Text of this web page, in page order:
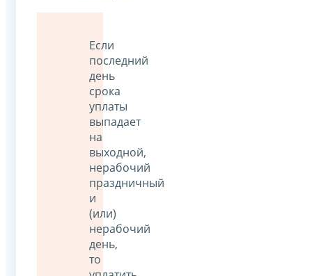
Если
последний
день
срока
уплаты
выпадает
на
выходной,
нерабочий
праздничный
и
(или)
нерабочий
день,
то